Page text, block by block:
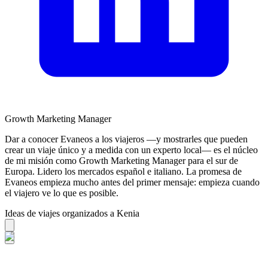
Growth Marketing Manager
Dar a conocer Evaneos a los viajeros —y mostrarles que pueden
crear un viaje único y a medida con un experto local— es el núcleo
de mi misión como Growth Marketing Manager para el sur de
Europa. Lidero los mercados español e italiano. La promesa de
Evaneos empieza mucho antes del primer mensaje: empieza cuando
el viajero ve lo que es posible.
Ideas de viajes organizados a Kenia